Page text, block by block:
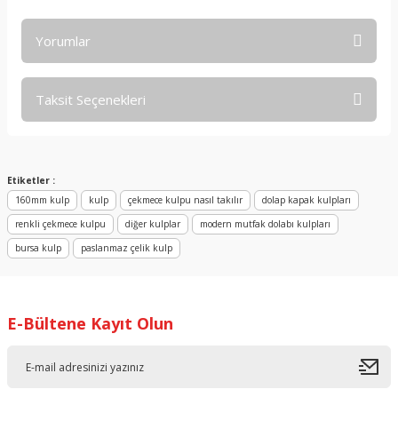
Yorumlar
Taksit Seçenekleri
Etiketler :
160mm kulp
kulp çekmece kulpu nasıl takılır
dolap kapak kulpları
renkli çekmece kulpu
diğer kulplar
modern mutfak dolabı kulpları
bursa kulp
paslanmaz çelik kulp
E-Bültene Kayıt Olun